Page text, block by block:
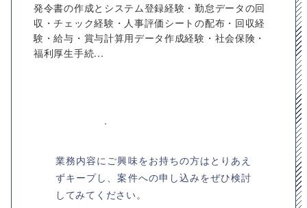
発令書の作成とシステム登録経験・勤怠データの回
収・チェック経験・人事評価シートの配布・回収経
験・給与・賞与計算用データ作成経験・社会保険・
福利厚生手続...
業務内容にご興味をお持ちの方はとりあえ
ずキープし、案件への申し込みをぜひ検討
してみてください。